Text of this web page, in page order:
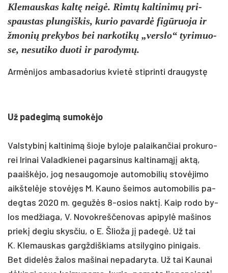
Kle­maus­kas kaltę neigė. Rimtų kal­ti­nimų pri­
spaus­tas plun­giš­kis, ku­rio pa­vardė figū­ruo­ja ir
žmo­nių pre­ky­bos bei nar­ko­tikų „vers­lo“ ty­ri­muo­
se, ne­su­ti­ko duo­ti ir pa­ro­dymų.
Armėnijos ambasadorius kvietė stiprinti draugystę
Už pa­de­gimą su­mokė­jo
Vals­ty­binį kal­ti­nimą šio­je by­lo­je pa­lai­kan­čiai pro­ku­ro­
rei Iri­nai Va­lad­kie­nei pa­gar­si­nus kal­ti­namąjį aktą,
paaiškė­jo, jog ne­sau­go­mo­je au­to­mo­bi­lių stovė­ji­mo
aikš­telė­je stovėjęs M. Kau­no šei­mos au­to­mo­bi­lis pa­
deg­tas 2020 m. ge­gužės 8-osios naktį. Kaip ro­do by­
los med­žia­ga, V. No­vok­reš­če­no­vas api­pylė ma­ši­nos
prie­kį de­giu skys­čiu, o E. Šlio­ža jį pa­degė. Už tai
K. Kle­maus­kas gargž­diš­kiams at­si­ly­gi­no pi­ni­gais.
Bet di­delės ža­los ma­ši­nai ne­pa­da­ry­ta. Už tai Kau­nai